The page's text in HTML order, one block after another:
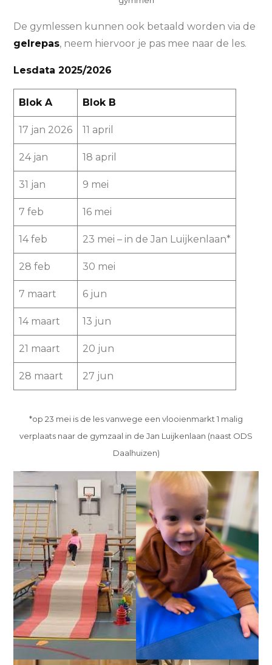
De gymlessen kunnen ook betaald worden via de
gelrepas, neem hiervoor je pas mee naar de les.
Lesdata 2025/2026
Blok A Blok B
17 jan 2026 11 april
24 jan 18 april
31 jan 9 mei
7 feb 16 mei
14 feb 23 mei – in de Jan Luijkenlaan*
28 feb 30 mei
7 maart 6 jun
14 maart 13 jun
21 maart 20 jun
28 maart 27 jun
*op 23 mei is de les vanwege een vlooienmarkt 1 malig
verplaats naar de gymzaal in de Jan Luijkenlaan (naast ODS
Daalhuizen)